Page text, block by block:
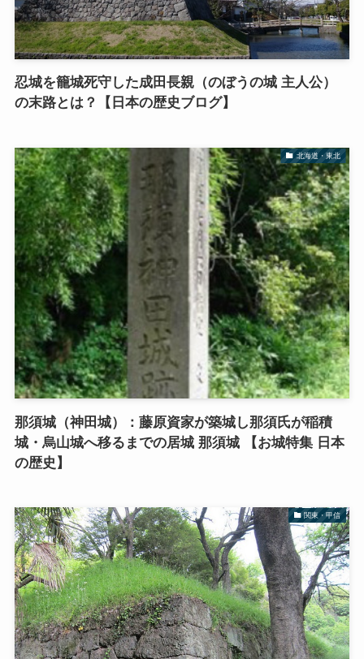
忍城を籠城死守した成田長親（のぼうの城 主人公）
の末路とは？【日本の歴史ブログ】
北海道・東北
那須城（神田城）：藤原資家が築城し那須氏が稲積
城・烏山城へ移るまでの居城 那須城 【お城特集 日本
の歴史】
関東・甲信